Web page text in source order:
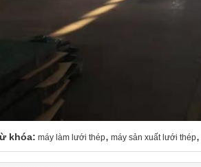
khóa: máy làm lưới thép, máy sản xuất lưới thép,